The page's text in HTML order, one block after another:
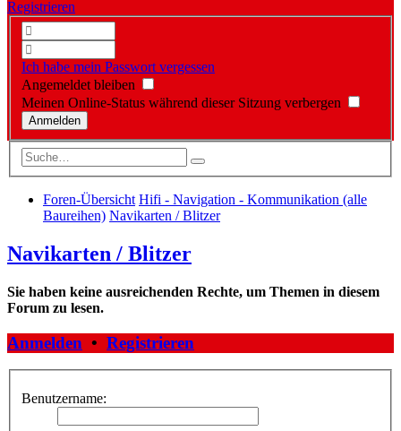
Registrieren
Ich habe mein Passwort vergessen
Angemeldet bleiben
Meinen Online-Status während dieser Sitzung verbergen
Foren-Übersicht Hifi - Navigation - Kommunikation (alle
Baureihen) Navikarten / Blitzer
Navikarten / Blitzer
Sie haben keine ausreichenden Rechte, um Themen in diesem
Forum zu lesen.
Anmelden • Registrieren
Benutzername: